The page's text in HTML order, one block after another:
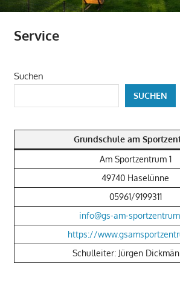
Service
Suchen
SUCHEN
Grundschule am
Am Sportzentrum 1
49740 Haselünne
05961/9199311
info@gs-am-
https://
Schulleiter: Jürgen